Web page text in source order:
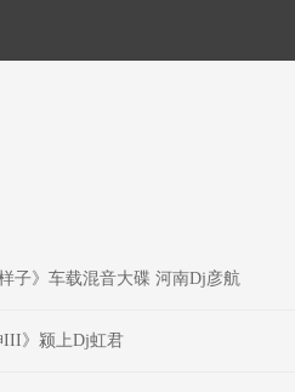
子》车载混音大碟 河南Dj彦航
III》颍上Dj虹君